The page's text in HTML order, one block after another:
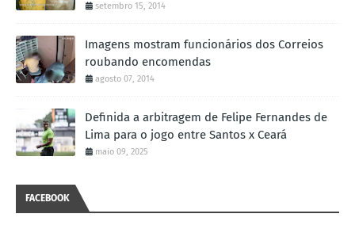
setembro 15, 2014
Imagens mostram funcionários dos Correios
roubando encomendas
agosto 07, 2014
Definida a arbitragem de Felipe Fernandes de
Lima para o jogo entre Santos x Ceará
maio 09, 2025
FACEBOOK